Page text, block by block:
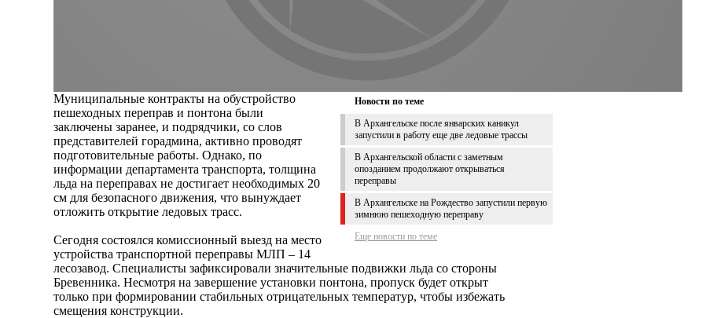
Новости по теме
В Архангельске после январских каникул
запустили в работу еще две ледовые трассы
В Архангельской области с заметным
опозданием продолжают открываться
переправы
В Архангельске на Рождество запустили первую
зимнюю пешеходную переправу
Еще новости по теме
Муниципальные контракты на обустройство
пешеходных переправ и понтона были
заключены заранее, и подрядчики, со слов
представителей горадмина, активно проводят
подготовительные работы. Однако, по
информации департамента транспорта, толщина
льда на переправах не достигает необходимых 20
см для безопасного движения, что вынуждает
отложить открытие ледовых трасс.
Сегодня состоялся комиссионный выезд на место
устройства транспортной переправы МЛП – 14
лесозавод. Специалисты зафиксировали значительные подвижки льда со стороны
Бревенника. Несмотря на завершение установки понтона, пропуск будет открыт
только при формировании стабильных отрицательных температур, чтобы избежать
смещения конструкции.